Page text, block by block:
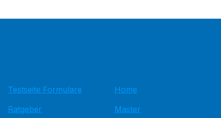
Testseite Formulare
Ratgeber
Home
Master